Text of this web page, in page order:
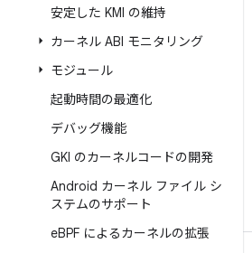
安定した KMI の維持
カーネル ABI モニタリング
モジュール
起動時間の最適化
デバッグ機能
GKI のカーネルコードの開発
Android カーネル ファイル シ
ステムのサポート
eBPF によるカーネルの拡張